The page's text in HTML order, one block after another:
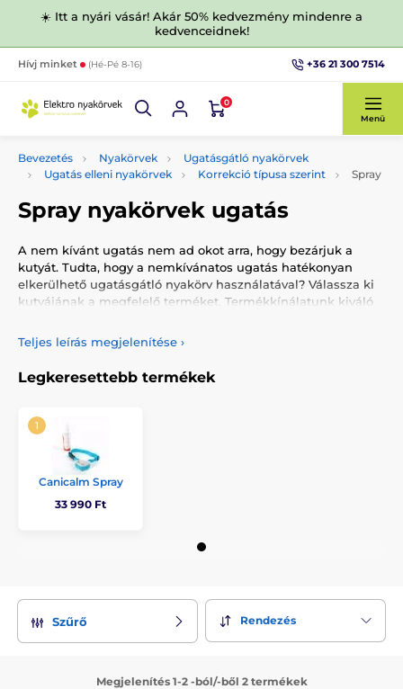
☀️ Itt a nyári vásár! Akár 50% kedvezmény mindenre a
kedvenceidnek!
Hívj minket (Hé-Pé 8-16) +36 21 300 7514
0
Menü
Bevezetés Nyakörvek
Ugatásgátló nyakörvek
Ugatás elleni nyakörvek
Korrekció típusa szerint Spray
Spray nyakörvek ugatás
A nem kívánt ugatás nem ad okot arra, hogy bezárjuk a
kutyát. Tudta, hogy a nemkívánatos ugatás hatékonyan
elkerülhető ugatásgátló nyakörv használatával? Válassza ki
kutyájának a megfelelő terméket. Termékkínálatunk kiváló
impulzus korrekcióval ellátott ugatásgátló nyakörveket
tartalmaz.
Teljes leírás megjelenítése ›
Legkeresettebb termékek
Canicalm Spray
33 990 Ft
Szűrő Rendezés
Megjelenítés 1-2 -ból/-ből 2 termékek